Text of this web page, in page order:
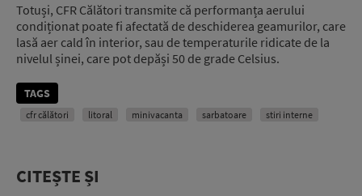
Totuși, CFR Călători transmite că performanța aerului
condiționat poate fi afectată de deschiderea geamurilor, care
lasă aer cald în interior, sau de temperaturile ridicate de la
nivelul șinei, care pot depăși 50 de grade Celsius.
TAGS
cfr călători litoral minivacanta sarbatoare stiri interne
CITEȘTE ȘI